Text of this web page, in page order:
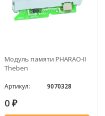
Модуль памяти PHARAO-II
Theben
Артикул: 9070328
0 ₽